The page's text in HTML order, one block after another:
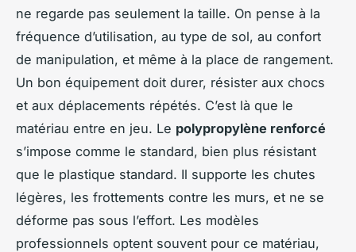
ne regarde pas seulement la taille. On pense à la
fréquence d’utilisation, au type de sol, au confort
de manipulation, et même à la place de rangement.
Un bon équipement doit durer, résister aux chocs
et aux déplacements répétés. C’est là que le
matériau entre en jeu. Le polypropylène renforcé
s’impose comme le standard, bien plus résistant
que le plastique standard. Il supporte les chutes
légères, les frottements contre les murs, et ne se
déforme pas sous l’effort. Les modèles
professionnels optent souvent pour ce matériau,